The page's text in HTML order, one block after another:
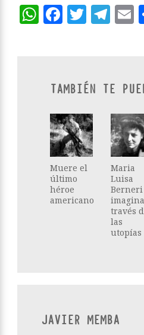
WhatsApp
TAMBIÉN TE
Muere el
último
héroe
americano
Maria
Luisa
Berneri
través
las
utopías
JAVIER MEMBA